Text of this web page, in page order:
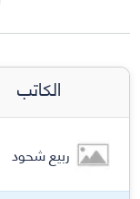
الكاتب
ربيع شحود